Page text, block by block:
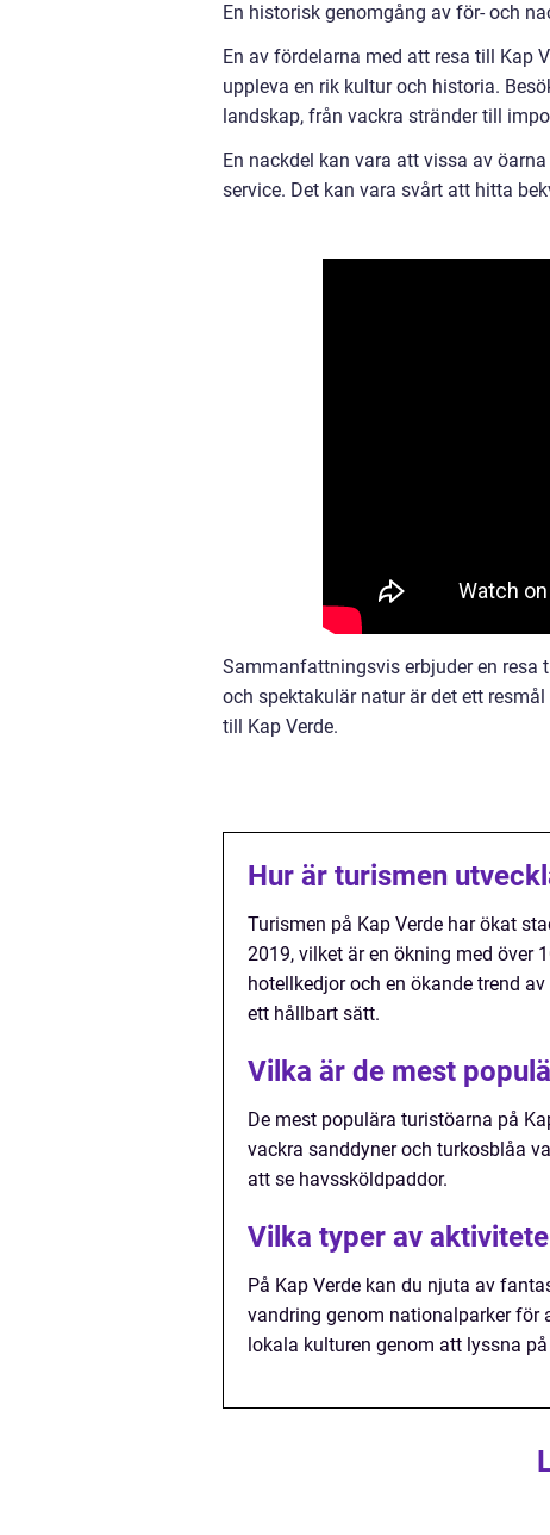
En historisk genomgång av för- och
En av fördelarna med att resa till Kap
uppleva en rik kultur och historia.
landskap, från vackra stränder till
En nackdel kan vara att vissa av
service. Det kan vara svårt att hitta
Sammanfattningsvis erbjuder en resa
och spektakulär natur är det ett
till Kap Verde.
Hur är turismen
Turismen på Kap Verde har ökat
2019, vilket är en ökning med över
hotellkedjor och en ökande trend
ett hållbart sätt.
Vilka är de mest
De mest populära turistöarna på
vackra sanddyner och turkosblåa
att se havssköldpaddor.
Vilka typer av
På Kap Verde kan du njuta av
vandring genom nationalparker för
lokala kulturen genom att lyssna